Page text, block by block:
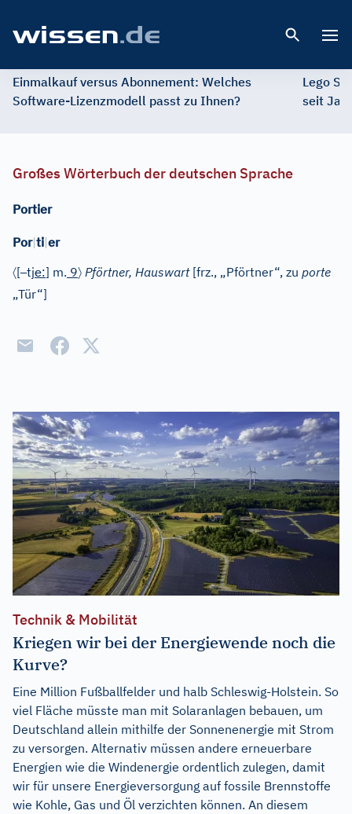
Einmalkauf versus Abonnement: Welches
Software-Lizenzmodell passt zu Ihnen?
Lego
seit
Großes Wörterbuch der deutschen Sprache
Portier
Por|ti|er
〈[–tje:] m. 9〉 Pförtner, Hauswart[frz., „Pförtner“, zu porte
„Tür“]
Technik & Mobilität
Kriegen wir bei der Energiewende noch die
Kurve?
Eine Million Fußballfelder und halb Schleswig-Holstein. So
viel Fläche müsste man mit Solaranlagen bebauen, um
Deutschland allein mithilfe der Sonnenenergie mit Strom
zu versorgen. Alternativ müssen andere erneuerbare
Energien wie die Windenergie ordentlich zulegen, damit
wir für unsere Energieversorgung auf fossile Brennstoffe
wie Kohle, Gas und Öl verzichten können. An diesem